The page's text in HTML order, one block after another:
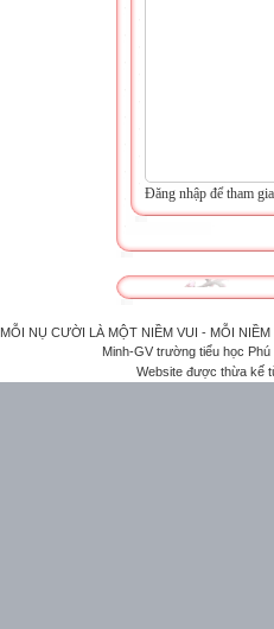
Đăng nhập để tham gia
MỖI NỤ CƯỜI LÀ MỘT NIỀM VUI - MỖI
Minh-GV trường tiểu học
Website được thừa kế